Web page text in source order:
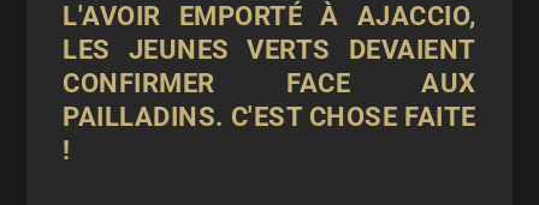
L'AVOIR EMPORTÉ À AJACCIO,
LES JEUNES VERTS DEVAIENT
CONFIRMER FACE AUX
PAILLADINS. C'EST CHOSE FAITE
!